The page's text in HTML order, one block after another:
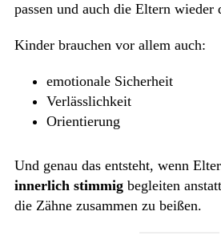
passen und auch die Eltern wieder
Kinder brauchen vor allem auch:
emotionale Sicherheit
Verlässlichkeit
Orientierung
Und genau das entsteht, wenn
innerlich stimmigbegleiten
die Zähne zusammen zu beißen.